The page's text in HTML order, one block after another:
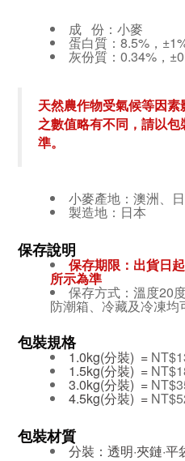
成 份：小麥
蛋白質：8.5%，
灰份質：0.34%，
天然農作物受氣候等因
之數值略有不同，請以包
準。
小麥產地：澳洲、
製造地：日本
保存說明
保存期限：出貨日起
所示為準
保存方式：溫度20
防潮箱、冷藏及冷凍均
包裝規格
1.0kg(分裝) =
1.5kg(分裝) =
3.0kg(分裝) =
4.5kg(分裝) =
包裝材質
分裝：透明·夾鏈·平